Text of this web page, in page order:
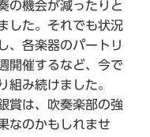
の機会が減ったりと
した。それでも状況
、各楽器のパートリ
開催するなど、今で
組み続けました。
賞は、吹奏楽部の強
なのかもしれませ